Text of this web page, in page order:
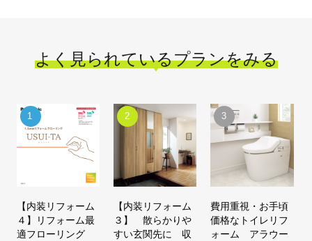
よく見られているプランをみる
【内装リフォーム
４】リフォーム最
適フローリング
【内装リフォーム
３】 散らかりや
すい玄関先に 収
費用重視・お手頃
価格なトイレリフ
ォーム アラウー